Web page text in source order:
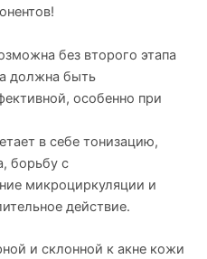
без второго этапа
должна быть
особенно при
в себе тонизацию,
борьбу с
микроциркуляции и
действие.
и склонной к акне кожи